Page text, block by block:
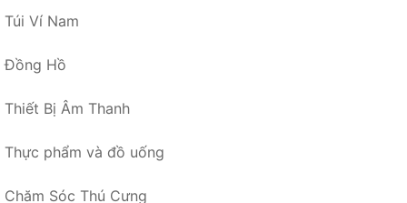
Túi Ví Nam
Đồng Hồ
Thiết Bị Âm Thanh
Thực phẩm và đồ uống
Chăm Sóc Thú Cưng